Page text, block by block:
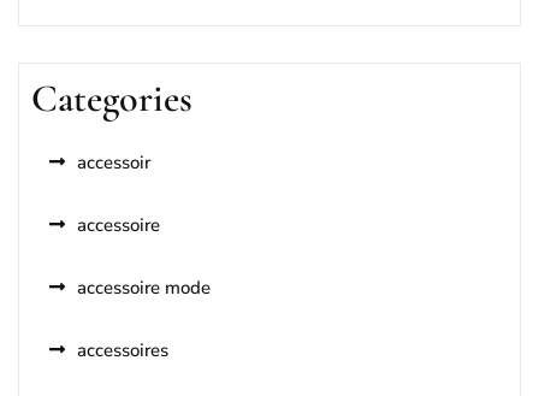
Categories
accessoir
accessoire
accessoire mode
accessoires